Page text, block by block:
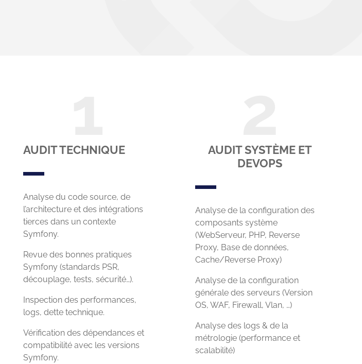
AUDIT TECHNIQUE
Analyse du code source, de
l’architecture et des intégrations
tierces dans un contexte
Symfony.
Revue des bonnes pratiques
Symfony (standards PSR,
découplage, tests, sécurité…).
Inspection des performances,
logs, dette technique.
Vérification des dépendances et
compatibilité avec les versions
Symfony.
AUDIT SYSTÈME ET
DEVOPS
Analyse de la configuration des
composants système
(WebServeur, PHP, Reverse
Proxy, Base de données,
Cache/Reverse Proxy)
Analyse de la configuration
générale des serveurs (Version
OS, WAF, Firewall, Vlan, …)
Analyse des logs & de la
métrologie (performance et
scalabilité)